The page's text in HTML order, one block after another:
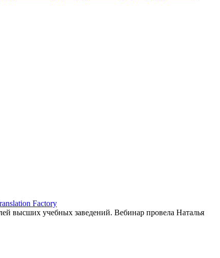
Factory
высших учебных заведений. Вебинар провела Наталья